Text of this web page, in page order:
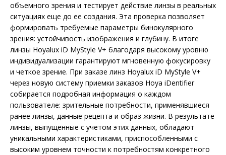
объемного зрения и тестирует действие линзы в реальных
ситуациях еще до ее создания. Эта проверка позволяет
формировать требуемые параметры бинокулярного
зрения: устойчивость изображения и глубину. В итоге
линзы Hoyalux iD MyStyle V+ благодаря высокому уровню
индивидуализации гарантируют мгновенную фокусировку
и четкое зрение. При заказе линз Hoyalux iD MyStyle V+
через новую систему приемки заказов Hoya iDentifier
собирается подробная информация о каждом
пользователе: зрительные потребности, применявшиеся
ранее линзы, данные рецепта и образ жизни. В результате
линзы, выпущенные с учетом этих данных, обладают
уникальными характеристиками, приспособленными с
высоким уровнем точности к потребностям конкретного